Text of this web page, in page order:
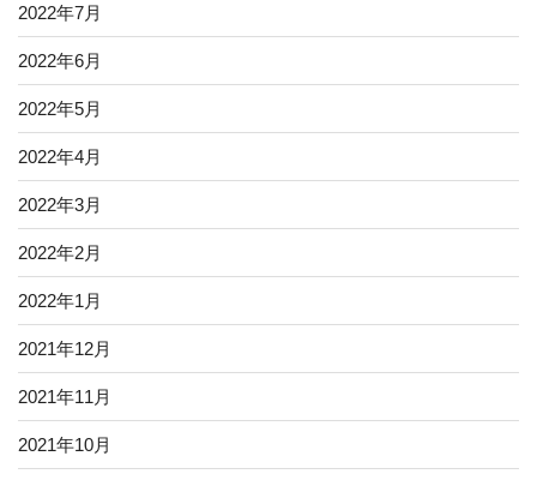
2022年7月
2022年6月
2022年5月
2022年4月
2022年3月
2022年2月
2022年1月
2021年12月
2021年11月
2021年10月